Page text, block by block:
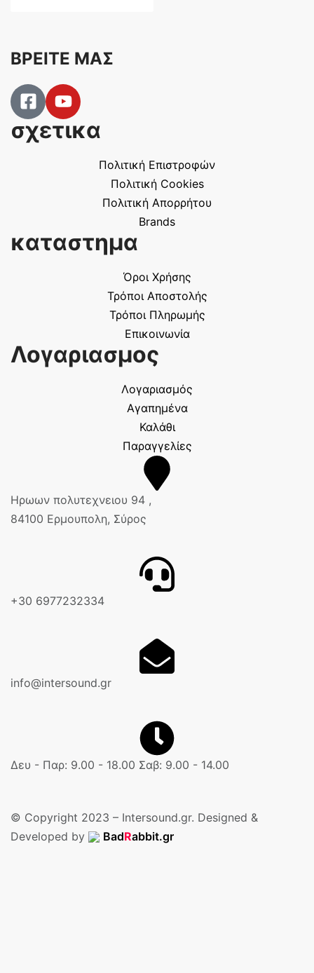
Ηρωων πολυτεχνειου 94 ,
84100 Ερμουπολη, Σύρος
+30 6977232334
info@intersound.gr
Δευ - Παρ: 9.00 - 18.00 Σαβ: 9.00 - 14.00
Λογαριασμος
Λογαριασμός
Αγαπημένα
Καλάθι
Παραγγελίες
καταστημα
Όροι Χρήσης
Τρόποι Αποστολής
Τρόποι Πληρωμής
Επικοινωνία
σχετικα
Πολιτική Επιστροφών
Πολιτική Cookies
Πολιτική Απορρήτου
Brands
ΒΡΕΙΤΕ ΜΑΣ
© Copyright 2023 – Intersound.gr. Designed &
Developed by
BadRabbit.gr